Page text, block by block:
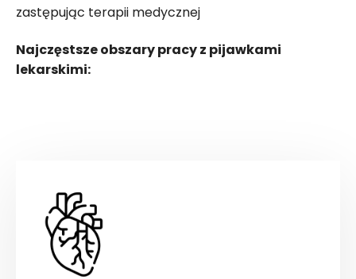
zastępując terapii medycznej
Najczęstsze obszary pracy z pijawkami
lekarskimi: